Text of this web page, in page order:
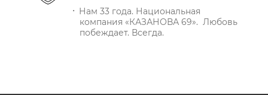
Нам 33 года. Национальная
компания «КАЗАНОВА 69». Любовь
побеждает. Всегда.